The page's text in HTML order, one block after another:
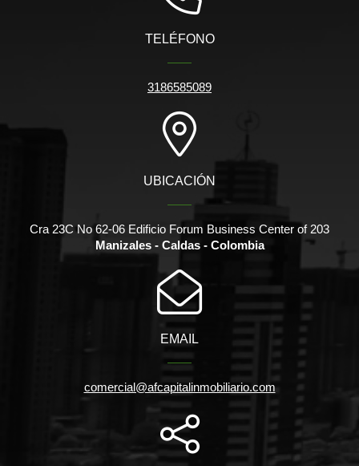
TELÉFONO
3186585089
UBICACIÓN
Cra 23C No 62-06 Edificio Forum Business Center of 203
Manizales - Caldas - Colombia
EMAIL
comercial@afcapitalinmobiliario.com